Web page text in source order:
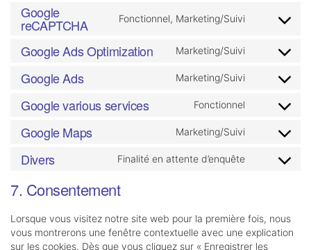
service
Google
reCAPTCHA Fonctionnel, Marketing/Suivi
Consent
service
recaptcha
Google Ads Optimization Marketing/Suivi
Consent
service
Google Ads Marketing/Suivi
Consent
service
Google various services Fonctionnel
Consent
service
various-
Google Maps Marketing/Suivi
Consent
service
Divers Finalité en attente d’enquête
Consent
7. Consentement
Lorsque vous visitez notre site web pour la première fois, nous
vous montrerons une fenêtre contextuelle avec une explication
sur les cookies. Dès que vous cliquez sur « Enregistrer les